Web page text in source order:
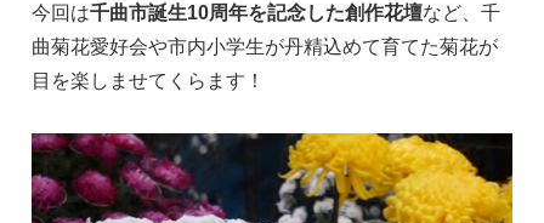
今回は千曲市誕生10周年を記念した創作花壇など、千
曲菊花愛好会や市内小学生が丹精込めて育てた菊花が
目を楽しませてくらます！